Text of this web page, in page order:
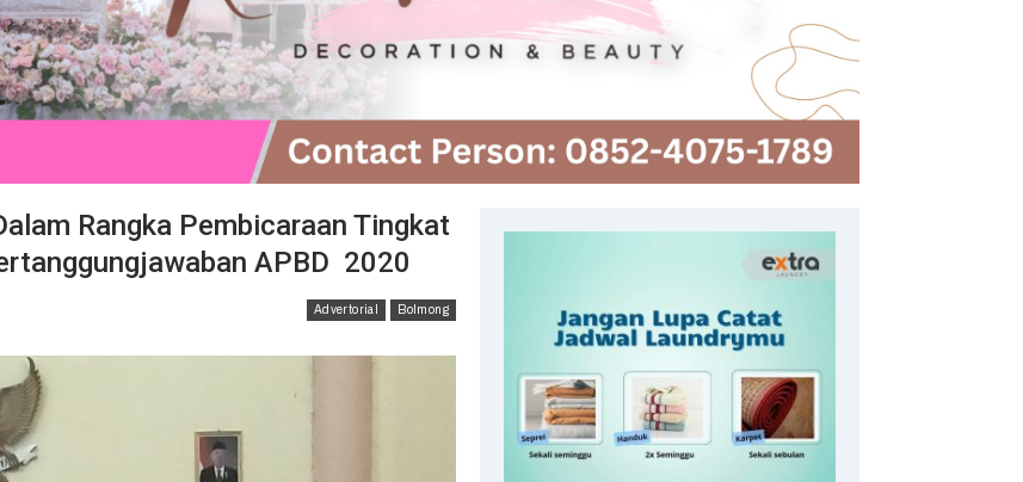
Rangka Pembicaraan Tingkat
APBD 2020
Advertorial Bolmong